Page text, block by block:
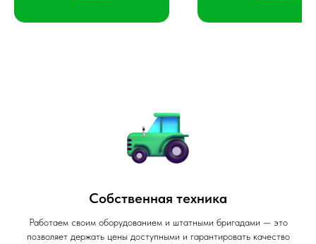
Собственная техника
Работаем своим оборудованием и штатными бригадами — это
позволяет держать цены доступными и гарантировать качество